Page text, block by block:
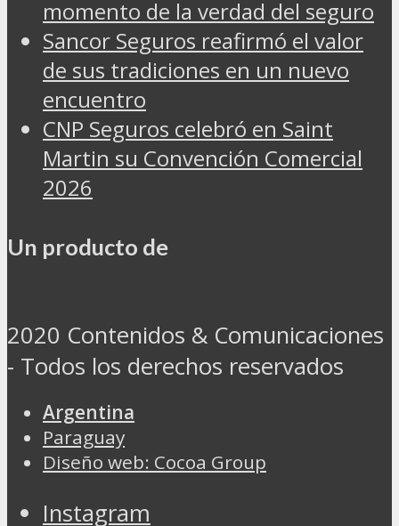
momento de la verdad del seguro
Sancor Seguros reafirmó el valor
de sus tradiciones en un nuevo
encuentro
CNP Seguros celebró en Saint
Martin su Convención Comercial
2026
Un producto de
2020 Contenidos & Comunicaciones
- Todos los derechos reservados
Argentina
Paraguay
Diseño web: Cocoa Group
Instagram